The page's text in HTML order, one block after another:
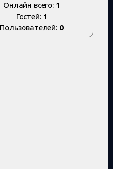
Онлайн всего: 1
Гостей: 1
Пользователей: 0